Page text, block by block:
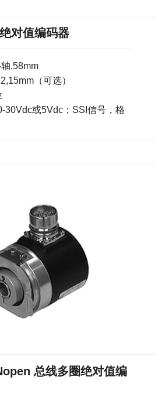
对值编码器
,58mm
（可选）
30Vdc或5Vdc；SSI信号，格
总线多圈绝对值编